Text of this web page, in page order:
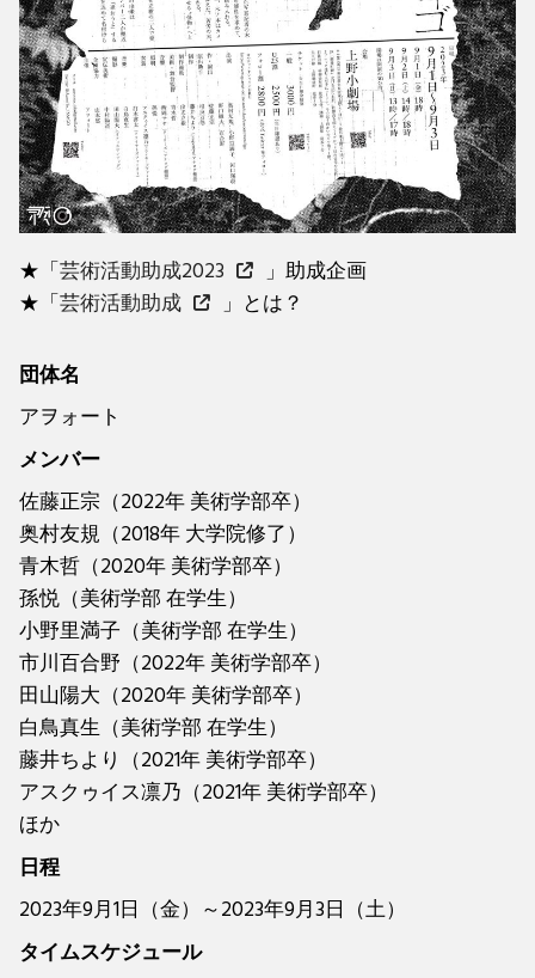
★「芸術活動助成2023
」助成企画
★「芸術活動助成 」とは？
団体名
アヲォート
メンバー
佐藤正宗（2022年 美術学部卒）
奥村友規（2018年 大学院修了）
青木哲（2020年 美術学部卒）
孫悦（美術学部 在学生）
小野里満子（美術学部 在学生）
市川百合野（2022年 美術学部卒）
田山陽大（2020年 美術学部卒）
白鳥真生（美術学部 在学生）
藤井ちより（2021年 美術学部卒）
アスクゥイス凛乃（2021年 美術学部卒）
ほか
日程
2023年9月1日（金）～2023年9月3日（土）
タイムスケジュール